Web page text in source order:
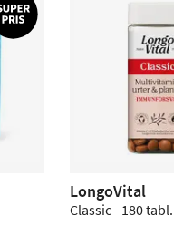
LongoVital
Classic - 180 tabl.